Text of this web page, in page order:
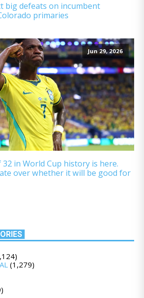
big defeats on incumbent
primaries
Jun 29, 2026
in World Cup history is here.
over whether it will be good for
(1,279)